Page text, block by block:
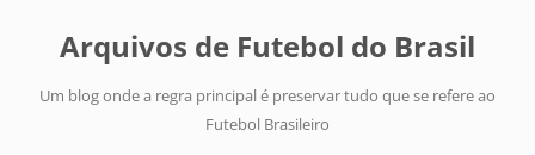
Arquivos de Futebol do Brasil
Um blog onde a regra principal é preservar tudo que se refere ao
Futebol Brasileiro